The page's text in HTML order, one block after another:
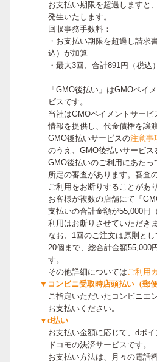
お支払い期限を超過しますと
発生いたします。
回収事務手数料：
・お支払い期限を超過し請求
込）が加算
・最大3回、合計891円（税込）
「GMO後払い」はGMOペイ
ビスです。
当社はGMOペイメントサー
情報を提供し、代金債権を譲
GMO後払いサービスの注意事
のうえ、GMO後払いサービス
GMO後払いのご利用にあた
所定の審査があります。審査
ご利用をお断りすることがあ
お客様が複数の店舗にて「
支払いの合計金額が55,000円
利用はお断りさせていただきま
なお、1回のご注文は原則と
20個まで、総合計金額55,000
す。
その他詳細についてはご利用
▼コンビニ受取時店頭払い（郵
ご指定いただいたコンビニエ
お支払いください。
▼d払い
お支払い金額に応じて、dポ
ドコモの決済サービスです。
お支払い方法は、月々の電話